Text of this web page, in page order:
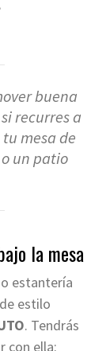
buena
recurres a
mesa de
un patio
la mesa
estantería
estilo
. Tendrás
con ella: